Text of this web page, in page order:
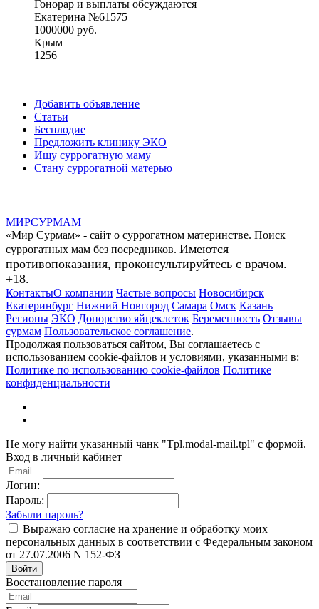
Гонорар и выплаты обсуждаются
Екатерина №61575
1000000 руб.
Крым
1256
Добавить объявление
Статьи
Бесплодие
Предложить клинику ЭКО
Ищу суррогатную маму
Стану суррогатной матерью
МИРСУРМАМ
«Мир Сурмам» - сайт о суррогатном материнстве. Поиск
суррогатных мам без посредников. Имеются
противопоказания, проконсультируйтесь с врачом.
+18.
КонтактыО компании Частые вопросы Новосибирск
Екатеринбург Нижний Новгород Самара Омск Казань
Регионы ЭКО Донорство яйцеклеток Беременность Отзывы
сурмам Пользовательское соглашение.
Продолжая пользоваться сайтом, Вы соглашаетесь с
использованием cookie-файлов и условиями, указанными в:
Политике по использованию cookie-файлов Политике
конфиденциальности
Не могу найти указанный чанк "Tpl.modal-mail.tpl" с формой.
Вход в личный кабинет
Логин:
Пароль:
Забыли пароль?
Выражаю согласие на хранение и обработку моих
персональных данных в соответствии с Федеральным законом
от 27.07.2006 N 152-ФЗ
Войти
Восстановление пароля